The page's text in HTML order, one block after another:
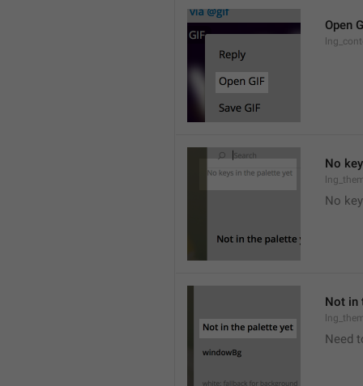
Open
No
No
Not in
Need